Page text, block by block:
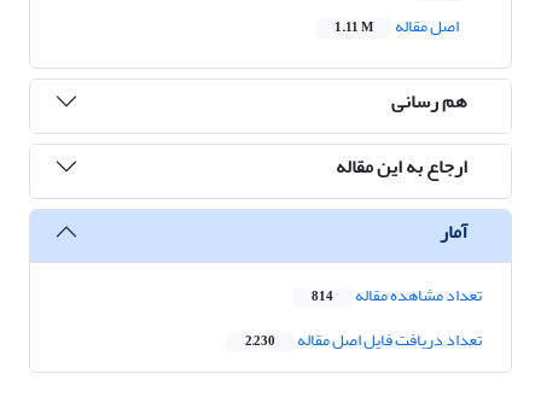
اصل مقاله
1.11 M
هم رسانی
ارجاع به این مقاله
آمار
تعداد مشاهده مقاله 814
تعداد دریافت فایل اصل مقاله 2,230